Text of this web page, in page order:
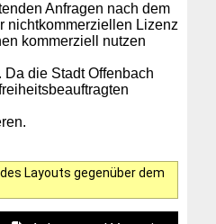
Anfragen nach dem
nichtkommerziellen Lizenz
kommerziell nutzen
die Stadt Offenbach
Layouts gegenüber dem